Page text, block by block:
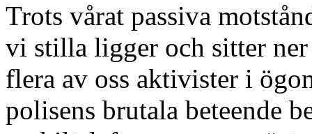
Trots vårat passiva
vi stilla ligger och sitter ner
flera av oss aktivister i
polisens brutala beteende